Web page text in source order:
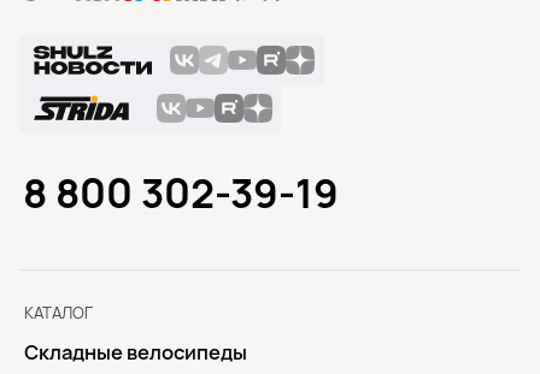
КАТАЛОГ
Складные велосипеды
8 800 302-39-19